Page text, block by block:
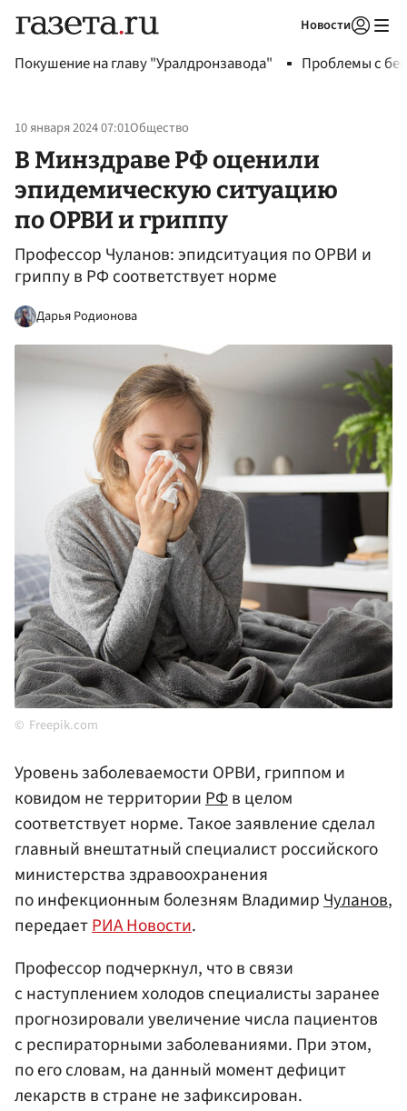
Новости
Покушение на главу "Уралдронзавода" Проблемы с
10 января 2024 07:01Общество
В Минздраве РФ оценили
эпидемическую ситуацию
по ОРВИ и гриппу
Профессор Чуланов: эпидситуация по ОРВИ и
гриппу в РФ соответствует норме
Дарья Родионова
Freepik.com
Уровень заболеваемости ОРВИ, гриппом и
ковидом не территорииРФв целом
соответствует норме. Такое заявление сделал
главный внештатный специалист российского
министерства здравоохранения
по инфекционным болезням ВладимирЧуланов,
передаетРИА Новости.
Профессор подчеркнул, что в связи
с наступлением холодов специалисты заранее
прогнозировали увеличение числа пациентов
с респираторными заболеваниями. При этом,
по его словам, на данный момент дефицит
лекарств в стране не зафиксирован.